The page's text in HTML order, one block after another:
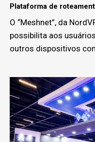
Plataforma de
O “Meshnet”, da
possibilita aos
outros dispositivos